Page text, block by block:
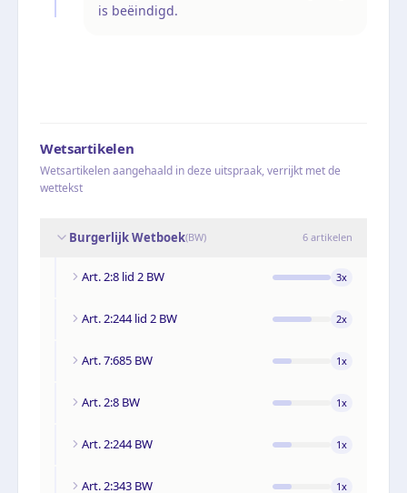
is beëindigd.
Wetsartikelen
Wetsartikelen aangehaald in deze uitspraak, verrijkt met de
wettekst
Burgerlijk Wetboek(BW) 6 artikelen
Art. 2:8 lid 2 BW 3x
Art. 2:244 lid 2 BW 2x
Art. 7:685 BW 1x
Art. 2:8 BW 1x
Art. 2:244 BW 1x
Art. 2:343 BW 1x